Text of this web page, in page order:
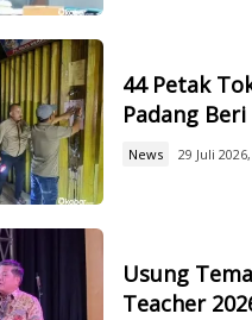
44 Petak
Padang
News 29 Juli
Usung
Teacher